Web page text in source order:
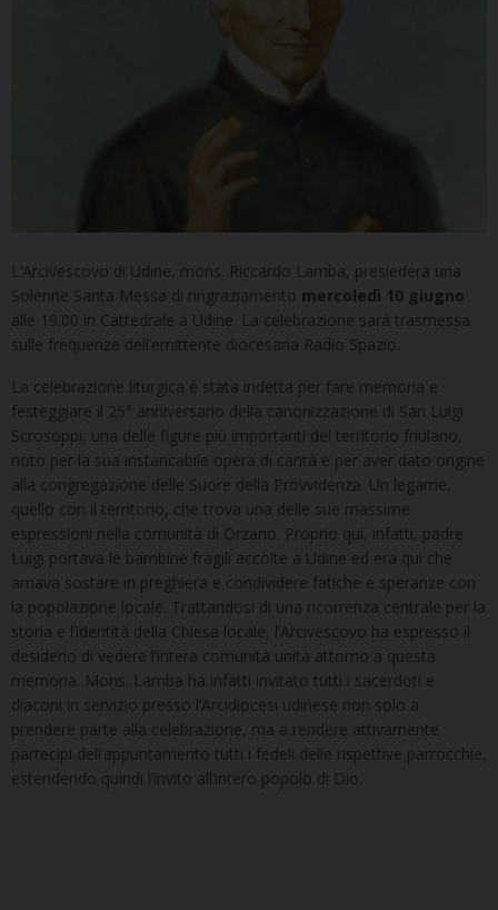
L’Arcivescovo di Udine, mons. Riccardo Lamba, presiederà una
Solenne Santa Messa di ringraziamento mercoledì 10 giugno
alle 19.00 in Cattedrale a Udine. La celebrazione sarà trasmessa
sulle frequenze dell’emittente diocesana Radio Spazio.
La celebrazione liturgica è stata indetta per fare memoria e
festeggiare il 25° anniversario della canonizzazione di San Luigi
Scrosoppi, una delle figure più importanti del territorio friulano,
noto per la sua instancabile opera di carità e per aver dato origine
alla congregazione delle Suore della Provvidenza. Un legame,
quello con il territorio, che trova una delle sue massime
espressioni nella comunità di Orzano. Proprio qui, infatti, padre
Luigi portava le bambine fragili accolte a Udine ed era qui che
amava sostare in preghiera e condividere fatiche e speranze con
la popolazione locale. Trattandosi di una ricorrenza centrale per la
storia e l’identità della Chiesa locale, l’Arcivescovo ha espresso il
desiderio di vedere l’intera comunità unita attorno a questa
memoria. Mons. Lamba ha infatti invitato tutti i sacerdoti e
diaconi in servizio presso l’Arcidiocesi udinese non solo a
prendere parte alla celebrazione, ma a rendere attivamente
partecipi dell’appuntamento tutti i fedeli delle rispettive parrocchie,
estendendo quindi l’invito all’intero popolo di Dio.